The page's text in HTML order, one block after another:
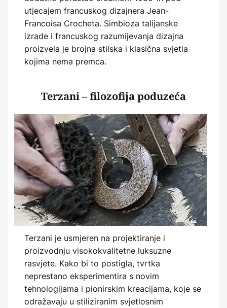
utjecajem francuskog dizajnera Jean-
Francoisa Crocheta. Simbioza talijanske
izrade i francuskog razumijevanja dizajna
proizvela je brojna stilska i klasična svjetla
kojima nema premca.
Terzani – filozofija poduzeća
Terzani je usmjeren na projektiranje i
proizvodnju visokokvalitetne luksuzne
rasvjete. Kako bi to postigla, tvrtka
neprestano eksperimentira s novim
tehnologijama i pionirskim kreacijama, koje se
odražavaju u stiliziranim svjetlosnim